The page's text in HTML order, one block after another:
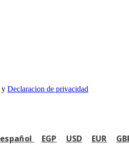
y Declaracion de privacidad
español EGP USD EUR